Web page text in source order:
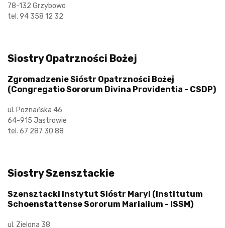
78-132 Grzybowo
tel. 94 358 12 32
Siostry Opatrzności Bożej
Zgromadzenie Sióstr Opatrzności Bożej
(Congregatio Sororum Divina Providentia - CSDP)
ul. Poznańska 46
64-915 Jastrowie
tel. 67 287 30 88
Siostry Szensztackie
Szensztacki Instytut Sióstr Maryi (Institutum
Schoenstattense Sororum Marialium - ISSM)
ul. Zielona 38